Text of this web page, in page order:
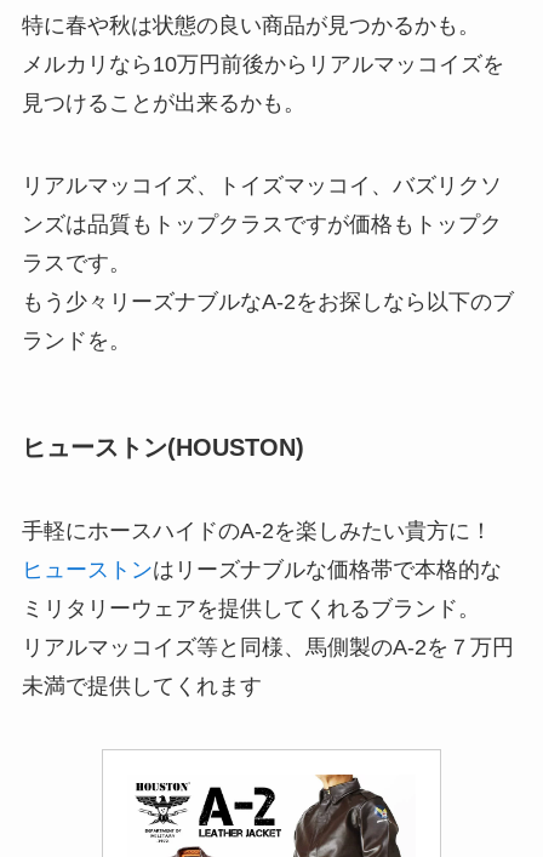
特に春や秋は状態の良い商品が見つかるかも。
メルカリなら10万円前後からリアルマッコイズを
見つけることが出来るかも。
リアルマッコイズ、トイズマッコイ、バズリクソ
ンズは品質もトップクラスですが価格もトップク
ラスです。
もう少々リーズナブルなA-2をお探しなら以下のブ
ランドを。
ヒューストン(HOUSTON)
手軽にホースハイドのA-2を楽しみたい貴方に！
ヒューストンはリーズナブルな価格帯で本格的な
ミリタリーウェアを提供してくれるブランド。
リアルマッコイズ等と同様、馬側製のA-2を７万円
未満で提供してくれます